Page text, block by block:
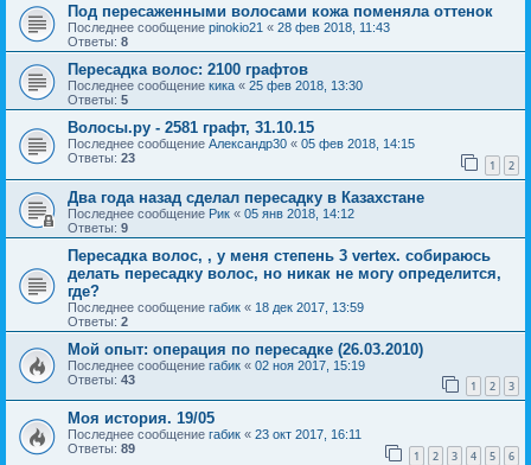
Под пересаженными волосами кожа поменяла оттенок
Последнее сообщение pinokio21 « 28 фев 2018, 11:43
Ответы: 8
Пересадка волос: 2100 графтов
Последнее сообщение кика « 25 фев 2018, 13:30
Ответы: 5
Волосы.ру - 2581 графт, 31.10.15
Последнее сообщение Александр30 « 05 фев 2018, 14:15
Ответы: 23 1 2
Два года назад сделал пересадку в Казахстане
Последнее сообщение Рик « 05 янв 2018, 14:12
Ответы: 9
Пересадка волос, , у меня степень 3 vertex. собираюсь
делать пересадку волос, но никак не могу определится,
где?
Последнее сообщение габик « 18 дек 2017, 13:59
Ответы: 2
Мой опыт: операция по пересадке (26.03.2010)
Последнее сообщение габик « 02 ноя 2017, 15:19
Ответы: 43 1 2 3
Моя история. 19/05
Последнее сообщение габик « 23 окт 2017, 16:11
Ответы: 89 1 2 3 4 5 6